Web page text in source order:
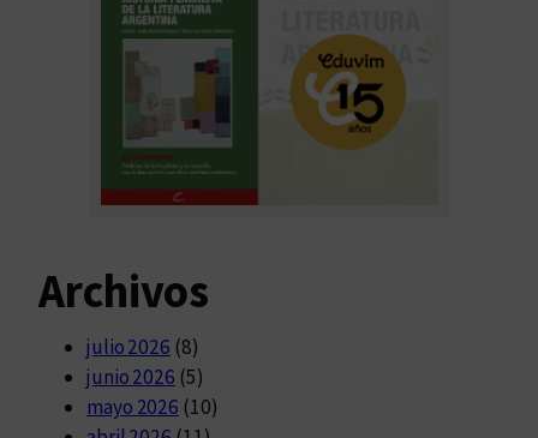
Archivos
julio 2026 (8)
junio 2026 (5)
mayo 2026 (10)